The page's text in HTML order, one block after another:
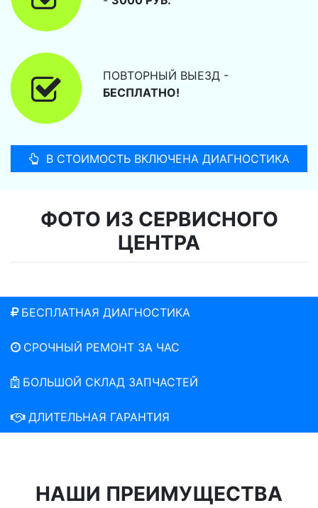
ПОВТОРНЫЙ ВЫЕЗД -
БЕСПЛАТНО!
В СТОИМОСТЬ ВКЛЮЧЕНА ДИАГНОСТИКА
ФОТО ИЗ СЕРВИСНОГО
ЦЕНТРА
БЕСПЛАТНАЯ ДИАГНОСТИКА
СРОЧНЫЙ РЕМОНТ ЗА ЧАС
БОЛЬШОЙ СКЛАД ЗАПЧАСТЕЙ
ДЛИТЕЛЬНАЯ ГАРАНТИЯ
НАШИ ПРЕИМУЩЕСТВА